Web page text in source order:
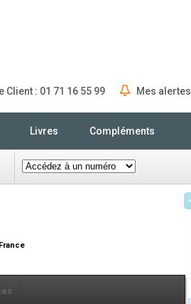
Client : 01 71 16 55 99 Mes alertes
Livres Compléments